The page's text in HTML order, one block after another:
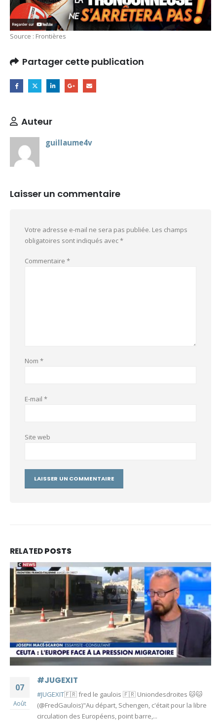
Source : Frontières
Partager cette publication
Auteur
guillaume4v
Laisser un commentaire
Votre adresse e-mail ne sera pas publiée. Les champs
obligatoires sont indiqués avec*
Commentaire *
Nom *
E-mail *
Site web
RELATEDPOSTS
07
Août
#JUGEXIT
#JUGEXIT🇫🇷 fred le gaulois 🇫🇷 Uniondesdroites 🐱🐱
(@FredGaulois)"Au départ, Schengen, c'était pour la libre
circulation des Européens, point barre,...